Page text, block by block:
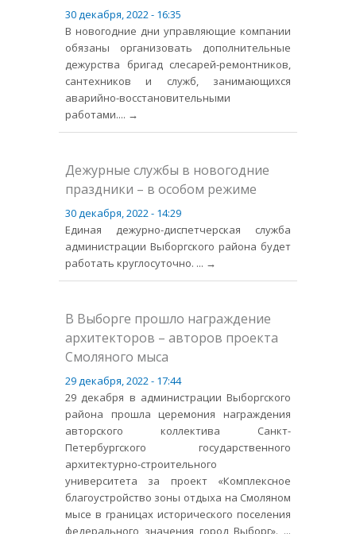
30 декабря, 2022 - 16:35
В новогодние дни управляющие компании
обязаны организовать дополнительные
дежурства бригад слесарей-ремонтников,
сантехников и служб, занимающихся
аварийно-восстановительными
работами.... →
Дежурные службы в новогодние
праздники – в особом режиме
30 декабря, 2022 - 14:29
Единая дежурно-диспетчерская служба
администрации Выборгского района будет
работать круглосуточно. ... →
В Выборге прошло награждение
архитекторов – авторов проекта
Смоляного мыса
29 декабря, 2022 - 17:44
29 декабря в администрации Выборгского
района прошла церемония награждения
авторского коллектива Санкт-
Петербургского государственного
архитектурно-строительного
университета за проект «Комплексное
благоустройство зоны отдыха на Смоляном
мысе в границах исторического поселения
федерального значения город Выборг». ...